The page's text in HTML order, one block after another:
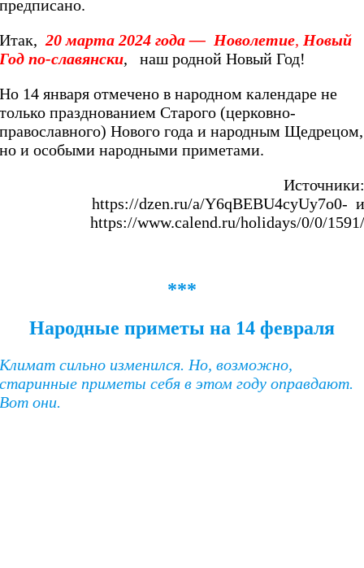
предписано.
Итак,20 марта 2024 года — Новолетие, Новый
Год по-славянски, наш родной Новый Год!
Но 14 января отмечено в народном календаре не
только празднованием Старого (церковно-
православного) Нового года и народным Щедрецом,
но и особыми народными приметами.
Источники:
https://dzen.ru/a/Y6qBEBU4cyUy7o0- и
https://www.calend.ru/holidays/0/0/1591/
***
Народные приметы на 14 февраля
Климат сильно изменился. Но, возможно,
старинные приметы себя в этом году оправдают.
Вот они.